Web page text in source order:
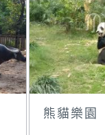
熊貓樂園